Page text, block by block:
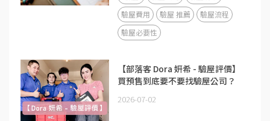
驗屋費用
驗屋 推薦
驗屋流程
驗屋必要性
【部落客 Dora 妍希 - 驗屋評價】
買預售到底要不要找驗屋公司？
2026-07-02